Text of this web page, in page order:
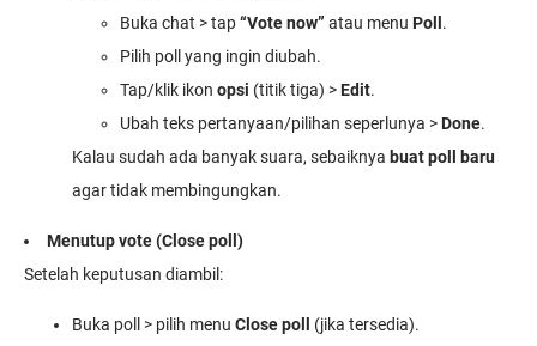
Buka chat > tap“Vote now” atau menu Poll .
Pilih poll yang ingin diubah.
Tap/klik ikon opsi (titik tiga) >Edit.
Ubah teks pertanyaan/pilihan seperlunya >Done.
Kalau sudah ada banyak suara, sebaiknya buat poll baru
agar tidak membingungkan.
Menutup vote (Close poll)
Setelah keputusan diambil:
Buka poll > pilih menu Close poll
(jika tersedia).